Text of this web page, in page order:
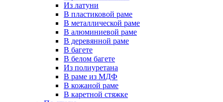
Из латуни
В пластиковой раме
В металлической раме
В алюминиевой раме
В деревянной раме
В багете
В белом багете
Из полиуретана
В раме из МДФ
В кожаной раме
В каретной стяжке